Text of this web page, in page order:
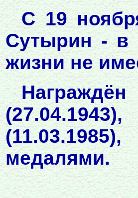
С 19
Сутырин - в
жизни не
медалями.